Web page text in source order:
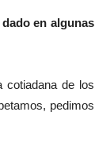
en algunas
cotiadana de los
pedimos